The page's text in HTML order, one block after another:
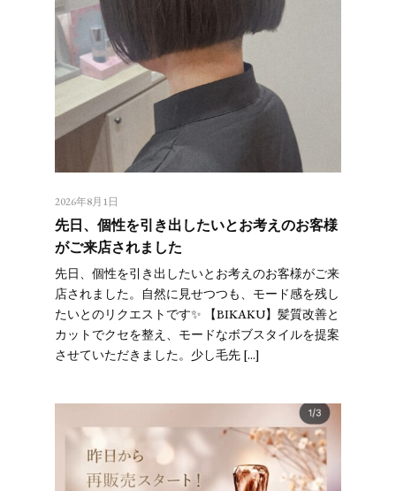
2026年8月1日
先日、個性を引き出したいとお考えのお客様
がご来店されました
先日、個性を引き出したいとお考えのお客様がご来
店されました。自然に見せつつも、モード感を残し
たいとのリクエストです✨ 【BIKAKU】髪質改善と
カットでクセを整え、モードなボブスタイルを提案
させていただきました。少し毛先 […]